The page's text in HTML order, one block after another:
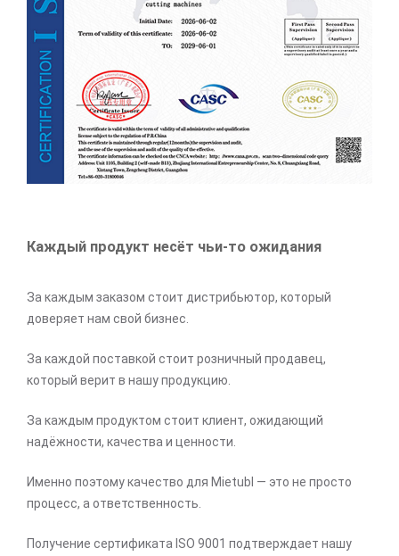
Каждый продукт несёт чьи-то ожидания
За каждым заказом стоит дистрибьютор, который
доверяет нам свой бизнес.
За каждой поставкой стоит розничный продавец,
который верит в нашу продукцию.
За каждым продуктом стоит клиент, ожидающий
надёжности, качества и ценности.
Именно поэтому качество для Mietubl — это не просто
процесс, а ответственность.
Получение сертификата ISO 9001 подтверждает нашу